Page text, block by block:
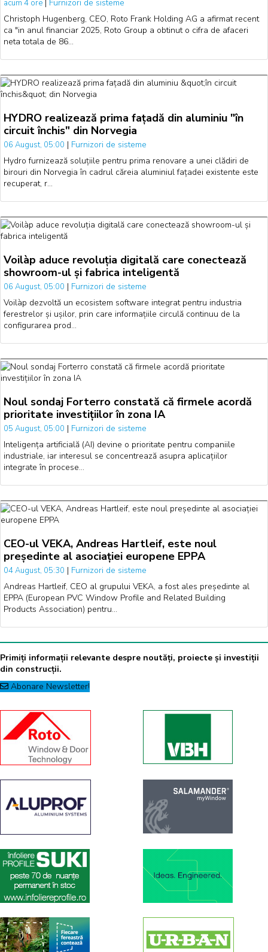
acum 4 ore | Furnizori de sisteme
Christoph Hugenberg, CEO, Roto Frank Holding AG a afirmat recent
ca "in anul financiar 2025, Roto Group a obtinut o cifra de afaceri
neta totala de 86…
HYDRO realizează prima fațadă din aluminiu "în
circuit închis" din Norvegia
06 August, 05:00 | Furnizori de sisteme
Hydro furnizează soluțiile pentru prima renovare a unei clădiri de
birouri din Norvegia în cadrul căreia aluminiul fațadei existente este
recuperat, r…
Voilàp aduce revoluția digitală care conectează
showroom-ul și fabrica inteligentă
06 August, 05:00 | Furnizori de sisteme
Voilàp dezvoltă un ecosistem software integrat pentru industria
ferestrelor și ușilor, prin care informațiile circulă continuu de la
configurarea prod…
Noul sondaj Forterro constată că firmele acordă
prioritate investițiilor în zona IA
05 August, 05:00 | Furnizori de sisteme
Inteligența artificială (AI) devine o prioritate pentru companiile
industriale, iar interesul se concentrează asupra aplicațiilor
integrate în procese…
CEO-ul VEKA, Andreas Hartleif, este noul
președinte al asociației europene EPPA
04 August, 05:30 | Furnizori de sisteme
Andreas Hartleif, CEO al grupului VEKA, a fost ales președinte al
EPPA (European PVC Window Profile and Related Building
Products Association) pentru…
Primiți informații relevante despre noutăți, proiecte și investiții
din construcții.
Abonare Newsletter!